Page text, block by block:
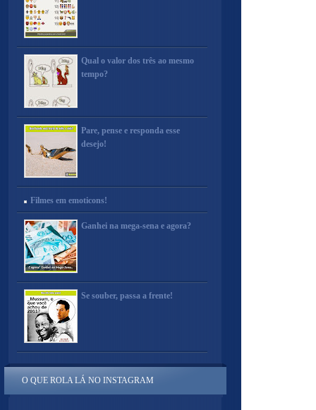
Qual o valor dos três ao mesmo
tempo?
Pare, pense e responda esse
desejo!
Filmes em emoticons!
Ganhei na mega-sena e agora?
Se souber, passa a frente!
O QUE ROLA LÁ NO INSTAGRAM